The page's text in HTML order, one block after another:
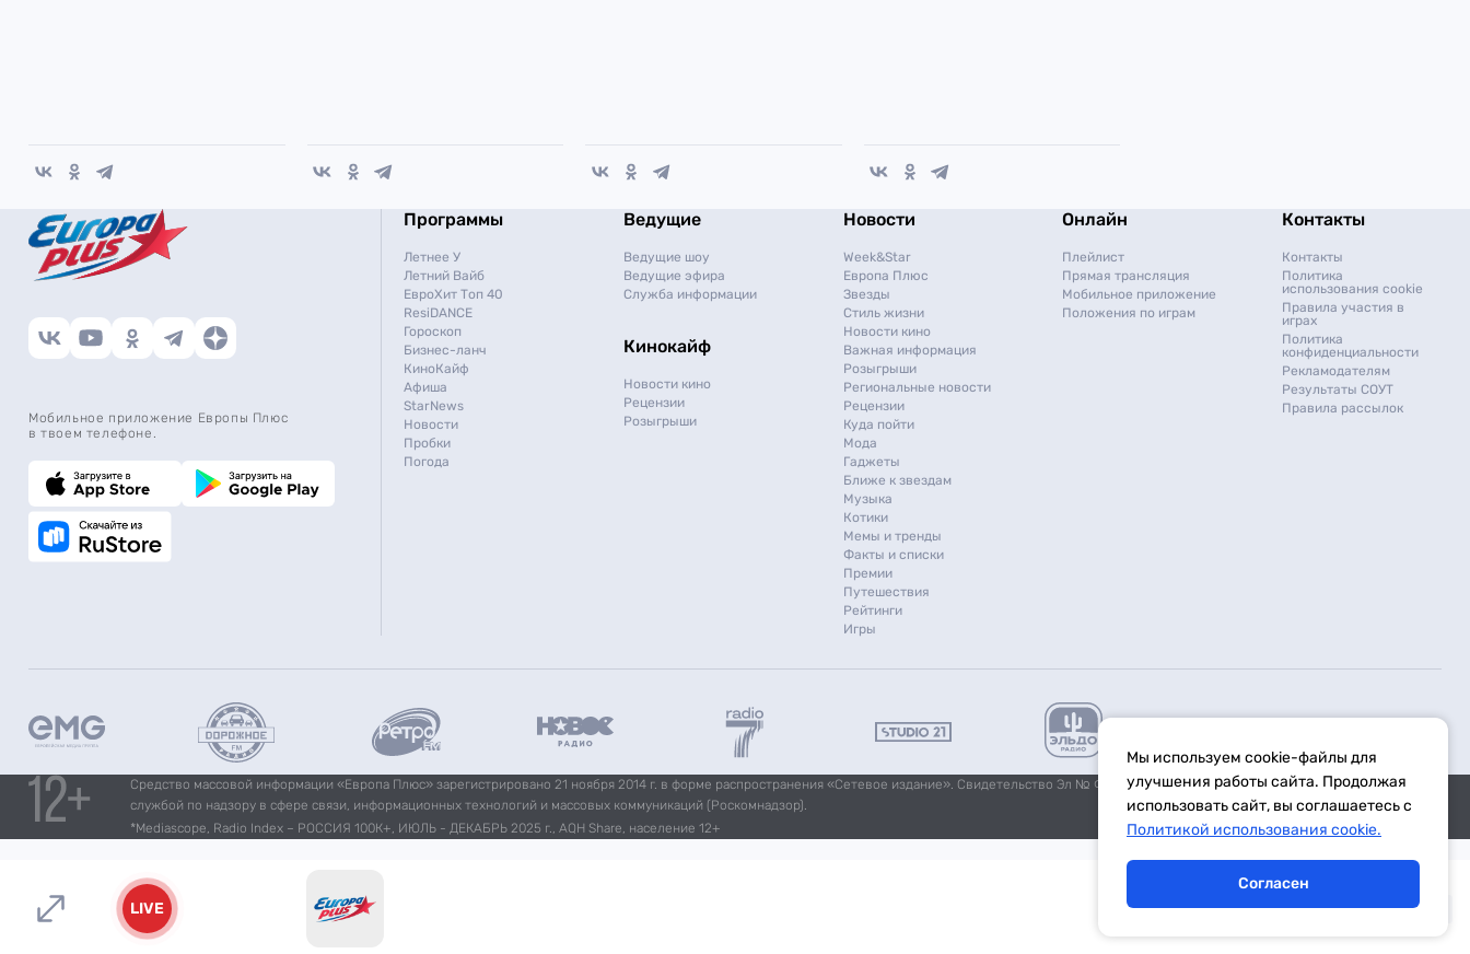
Мобильное приложение Европы Плюс
в твоем телефоне.
Программы
Летнее У
Летний Вайб
ЕвроХит Топ 40
ResiDANCE
Гороскоп
Бизнес-ланч
КиноКайф
Афиша
StarNews
Новости
Пробки
Погода
Ведущие
Ведущие шоу
Ведущие эфира
Служба информации
Кинокайф
Новости кино
Рецензии
Розыгрыши
Новости
Week&Star
Европа Плюс
Звезды
Стиль жизни
Новости кино
Важная информация
Розыгрыши
Региональные новости
Рецензии
Куда пойти
Мода
Гаджеты
Ближе к звездам
Музыка
Котики
Мемы и тренды
Факты и списки
Премии
Путешествия
Рейтинги
Игры
Онлайн
Плейлист
Прямая трансляция
Мобильное приложение
Положения по играм
Контакты
Контакты
Политика
использования cookie
Правила участия в
играх
Политика
конфиденциальности
Рекламодателям
Результаты СОУТ
Правила рассылок
Средство массовой информации «Европа Плюс» зарегистрировано 21 ноября 2014 г. в форме распространения «Сетевое издание». Свидетельство Эл № ФС77-59972 от 21.11.2014 выдано Федеральной
службой по надзору в сфере связи, информационных технологий и массовых коммуникаций (Роскомнадзор).
*Mediascope, Radio Index – РОССИЯ 100К+, ИЮЛЬ - ДЕКАБРЬ 2025 г., AQH Share, население 12+
LIVE
Мы используем cookie-файлы для
улучшения работы сайта. Продолжая
использовать сайт, вы соглашаетесь с
Политикой использования cookie.
Согласен